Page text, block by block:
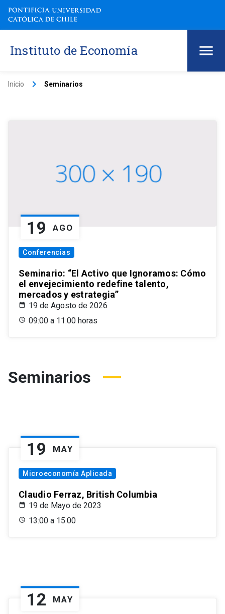
Instituto de Economía
Inicio keyboard_arrow_right Seminarios
19 AGO
Conferencias
Seminario: “El Activo que Ignoramos: Cómo
el envejecimiento redefine talento,
mercados y estrategia”
19 de Agosto de 2026
09:00 a 11:00 horas
Seminarios
19 MAY
Microeconomía Aplicada
Claudio Ferraz, British Columbia
19 de Mayo de 2023
13:00 a 15:00
12 MAY